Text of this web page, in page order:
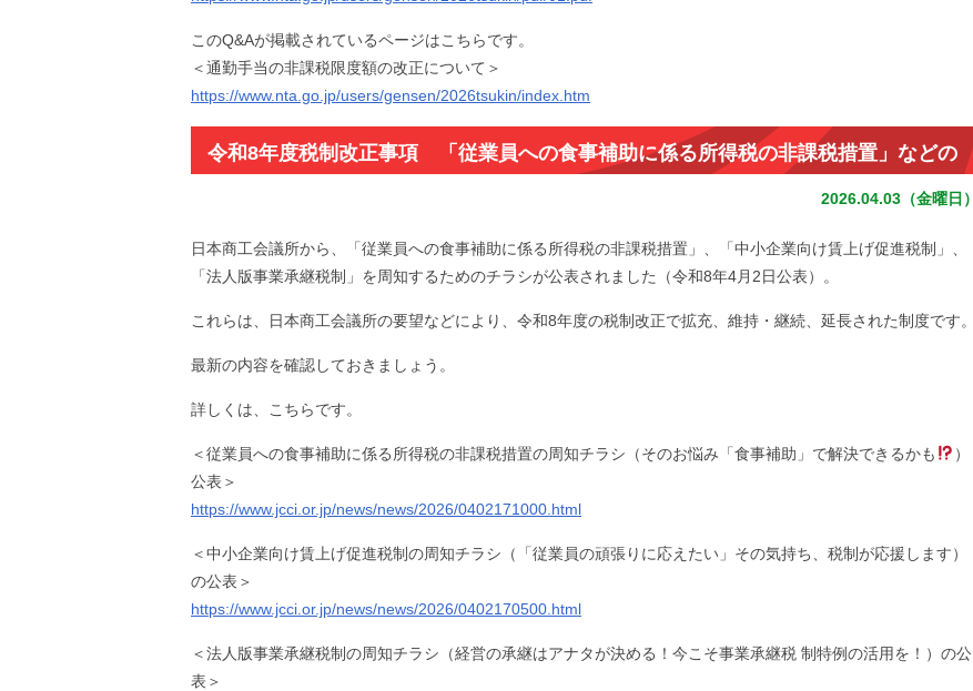
このQ&Aが掲載されているページはこちらです。
＜通勤手当の非課税限度額の改正について＞
https://www.nta.go.jp/users/gensen/2026tsukin/index.htm
令和8年度税制改正事項 「従業員への食事補助に係る所得税の非課税措置」などの
2026.04.03（金曜日）
日本商工会議所から、「従業員への食事補助に係る所得税の非課税措置」、「中小企業向け賃上げ促進税制」、
「法人版事業承継税制」を周知するためのチラシが公表されました（令和8年4月2日公表）。
これらは、日本商工会議所の要望などにより、令和8年度の税制改正で拡充、維持・継続、延長された制度です。
最新の内容を確認しておきましょう。
詳しくは、こちらです。
＜従業員への食事補助に係る所得税の非課税措置の周知チラシ（そのお悩み「食事補助」で解決できるかも
）
公表＞
https://www.jcci.or.jp/news/news/2026/0402171000.html
＜中小企業向け賃上げ促進税制の周知チラシ（「従業員の頑張りに応えたい」その気持ち、税制が応援します）
の公表＞
https://www.jcci.or.jp/news/news/2026/0402170500.html
＜法人版事業承継税制の周知チラシ（経営の承継はアナタが決める！今こそ事業承継税 制特例の活用を！）の公
表＞